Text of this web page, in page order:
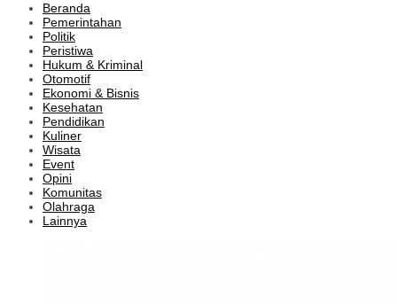
Beranda
Pemerintahan
Politik
Peristiwa
Hukum & Kriminal
Otomotif
Ekonomi & Bisnis
Kesehatan
Pendidikan
Kuliner
Wisata
Event
Opini
Komunitas
Olahraga
Lainnya